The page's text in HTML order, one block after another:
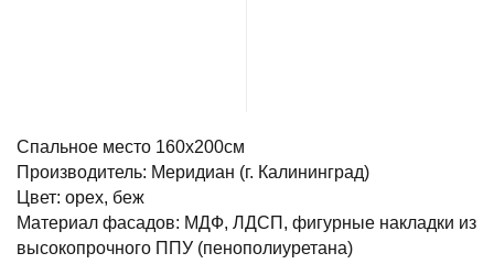
Спальное место 160х200см
Производитель: Меридиан (г. Калининград)
Цвет: орех, беж
Материал фасадов: МДФ, ЛДСП, фигурные накладки из
высокопрочного ППУ (пенополиуретана)